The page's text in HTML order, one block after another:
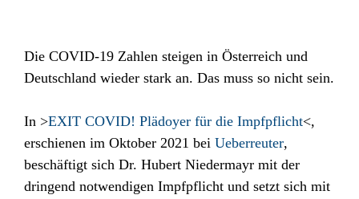
Die COVID-19 Zahlen steigen in Österreich und
Deutschland wieder stark an. Das muss so nicht sein.
In >EXIT COVID! Plädoyer für die Impfpflicht<,
erschienen im Oktober 2021 bei Ueberreuter,
beschäftigt sich Dr. Hubert Niedermayr mit der
dringend notwendigen Impfpflicht und setzt sich mit